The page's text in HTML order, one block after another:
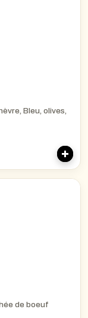
Bleu, olives,
de boeuf